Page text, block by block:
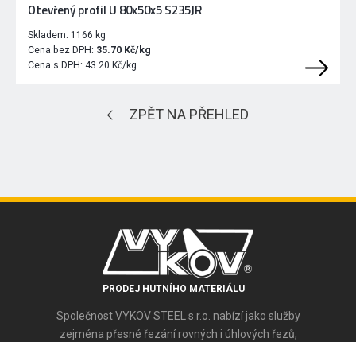
Otevřený profil U 80x50x5 S235JR
Skladem: 1166 kg
Cena bez DPH: 35.70 Kč/kg
Cena s DPH: 43.20 Kč/kg
ZPĚT NA PŘEHLED
PRODEJ HUTNÍHO MATERIÁLU
Společnost VYKOV STEEL s.r.o. nabízí jako služby
zejména přesné řezání rovných i úhlových řezů,